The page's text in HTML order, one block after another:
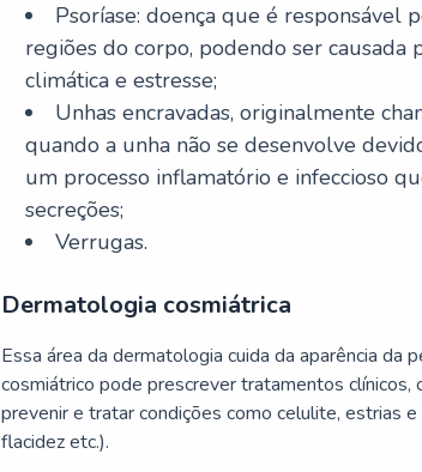
Psoríase: doença que é responsável
regiões do corpo, podendo ser causada
climática e estresse;
Unhas encravadas, originalmente
quando a unha não se desenvolve
um processo inflamatório e infeccioso
secreções;
Verrugas.
Dermatologia cosmiátrica
Essa área da dermatologia cuida da aparência
cosmiátrico pode prescrever tratamentos
prevenir e tratar condições como celulite, estrias
flacidez etc.).